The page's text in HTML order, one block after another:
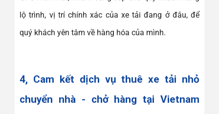
lộ trình, vị trí chính xác của xe tải đang ở đâu, để
quý khách yên tâm về hàng hóa của mình.
4, Cam kết dịch vụ thuê xe tải nhỏ
chuyển nhà - chở hàng tại Vietnam